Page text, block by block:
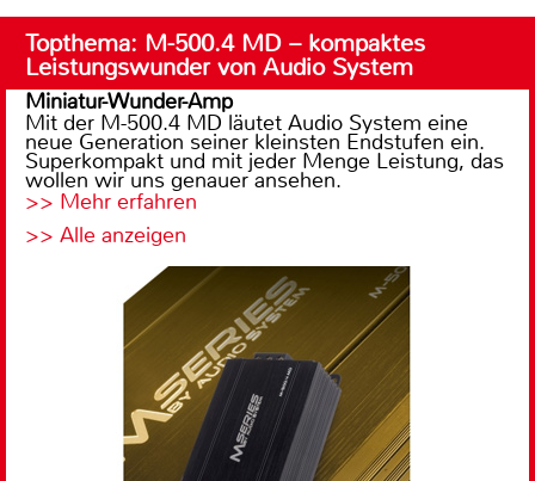
Topthema: M-500.4 MD – kompaktes
Leistungswunder von Audio System
Miniatur-Wunder-Amp
Mit der M-500.4 MD läutet Audio System eine
neue Generation seiner kleinsten Endstufen ein.
Superkompakt und mit jeder Menge Leistung, das
wollen wir uns genauer ansehen.
>> Mehr erfahren
>> Alle anzeigen